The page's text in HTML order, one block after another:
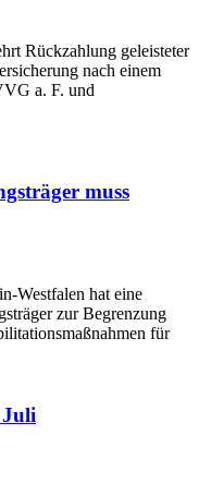
Rückzahlung geleisteter
nach einem
a. F. und
muss
Westfalen hat eine
zur Begrenzung
für
Juli